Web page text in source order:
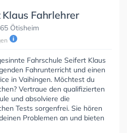
Fahrlehrer
Ötisheim
Fahrschule Seifert Klaus
Fahrunterricht und einen
in Vaihingen. Möchtest du
Vertraue den qualifizierten
und absolviere die
Tests sorgenfrei. Sie hören
Problemen an und bieten